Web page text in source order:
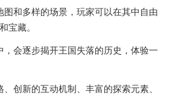
图和多样的场景，玩家可以在其中自由
宝藏。
，会逐步揭开王国失落的历史，体验一
创新的互动机制、丰富的探索元素、